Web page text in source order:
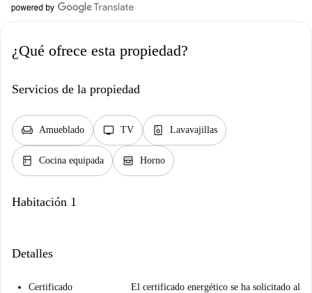
¿Qué ofrece esta propiedad?
Servicios de la propiedad
chair Amueblado tv TV dishwasher_gen Lavavajillas
kitchen Cocina equipada oven_gen Horno
Habitación 1
Detalles
Certificado
El certificado energético se ha solicitado al